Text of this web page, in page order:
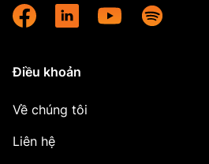
Điều khoản
Về chúng tôi
Liên hệ